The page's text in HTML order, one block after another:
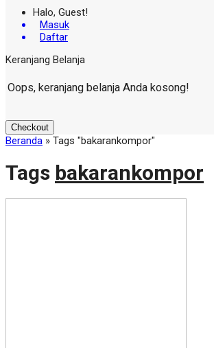
Halo, Guest!
Masuk
Daftar
Keranjang Belanja
Oops, keranjang belanja Anda kosong!
Checkout
Beranda » Tags "bakarankompor"
Tags bakarankompor